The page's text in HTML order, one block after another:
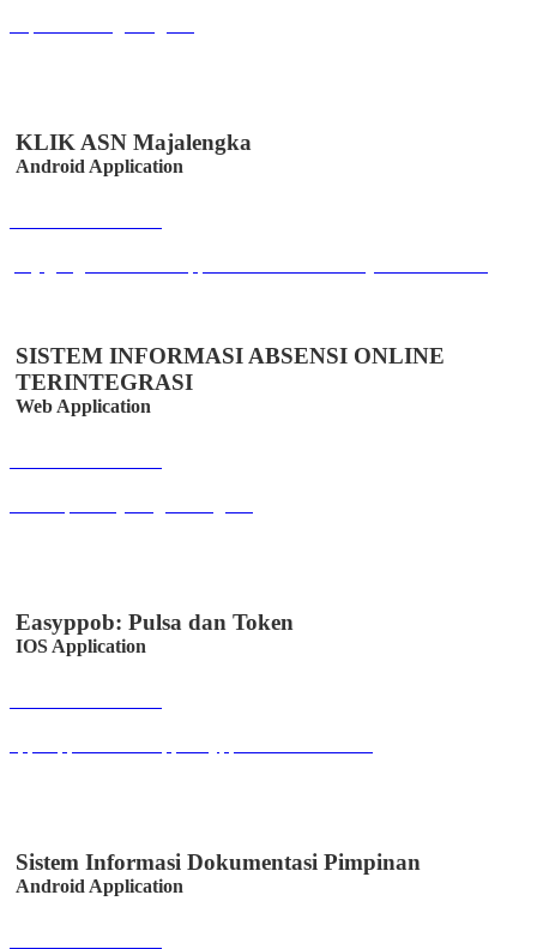
KLIK ASN Majalengka
Android Application
SISTEM INFORMASI ABSENSI ONLINE
TERINTEGRASI
Web Application
Easyppob: Pulsa dan Token
IOS Application
Sistem Informasi Dokumentasi Pimpinan
Android Application